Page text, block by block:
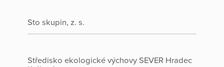
Sto skupin, z. s.
Středisko ekologické výchovy SEVER Hradec